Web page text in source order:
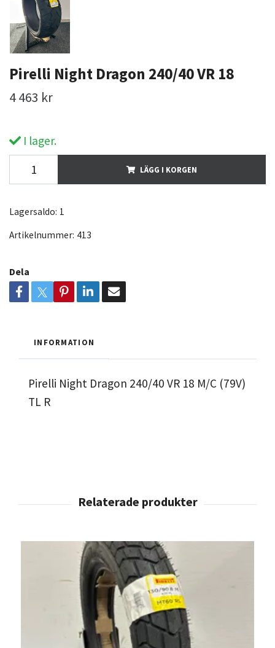
Pirelli Night Dragon 240/40 VR 18
4 463 kr
I lager.
LÄGG I KORGEN
Lagersaldo: 1
Artikelnummer: 413
Dela
INFORMATION
Pirelli Night Dragon 240/40 VR 18 M/C (79V)
TL R